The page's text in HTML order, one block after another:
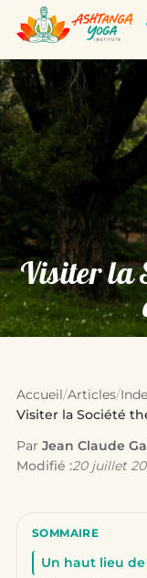
Formation
Articles
Glossaire
Contact
Visiter la
Accueil/Articles/Inde
Par Jean Claude
Modifié :20 juillet
SOMMAIRE
Un haut lieu